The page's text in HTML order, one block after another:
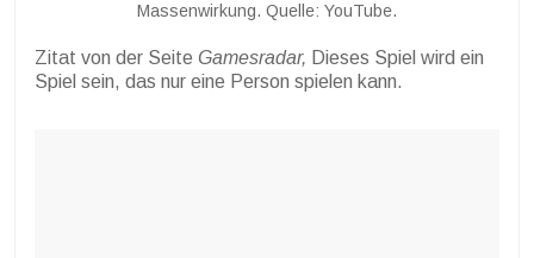
Massenwirkung. Quelle: YouTube.
Zitat von der Seite Gamesradar, Dieses Spiel wird ein
Spiel sein, das nur eine Person spielen kann.